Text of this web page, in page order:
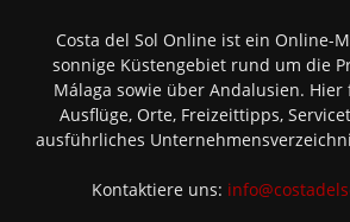
Costa del Sol Online ist ein Online-
sonnige Küstengebiet rund um die
Málaga sowie über Andalusien. Hier
Ausflüge, Orte, Freizeittipps,
ausführliches
Kontaktiere uns: